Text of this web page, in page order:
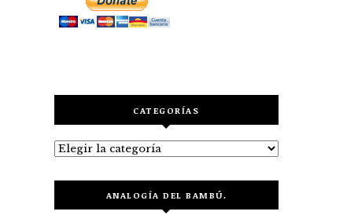
CATEGORÍAS
Categorías
ANALOGÍA DEL BAMBÚ.